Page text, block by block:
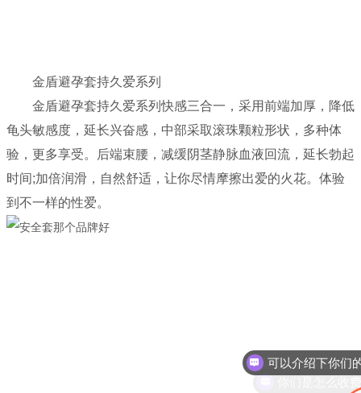
金盾避孕套持久爱系列
金盾避孕套持久爱系列快感三合一，采用前端加厚，降低
龟头敏感度，延长兴奋感，中部采取滚珠颗粒形状，多种体
验，更多享受。后端束腰，减缓阴茎静脉血液回流，延长勃起
时间;加倍润滑，自然舒适，让你尽情摩擦出爱的火花。体验
到不一样的性爱。
你们是怎么收